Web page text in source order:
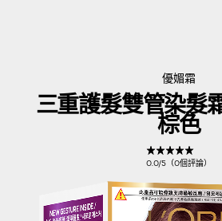
優媚霜
三重護髮雙管染髮
棕色
0.0/5（0個評論）